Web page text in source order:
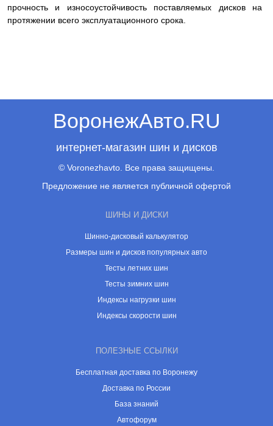
прочность и износоустойчивость поставляемых дисков на
протяжении всего эксплуатационного срока.
ВоронежАвто.RU
интернет-магазин шин и дисков
© Voronezhavto. Все права защищены.
Предложение не является публичной офертой
ШИНЫ И ДИСКИ
Шинно-дисковый калькулятор
Размеры шин и дисков популярных авто
Тесты летних шин
Тесты зимних шин
Индексы нагрузки шин
Индексы скорости шин
ПОЛЕЗНЫЕ ССЫЛКИ
Бесплатная доставка по Воронежу
Доставка по России
База знаний
Автофорум